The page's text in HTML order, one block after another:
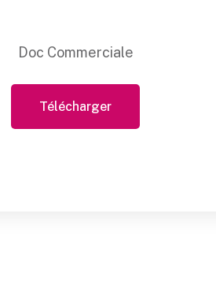
Doc Commerciale
Télécharger